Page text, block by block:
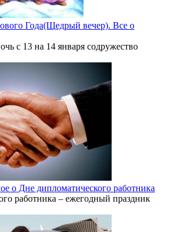
Года(Щедрый вечер). Все о
с 13 на 14 января содружество
о Дне дипломатического работника
работника – ежегодный праздник